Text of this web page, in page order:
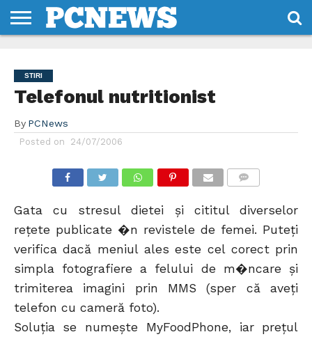
NOI
SI
CONDITII
STIRI
Telefonul nutritionist
By PCNews
Posted on 24/07/2006
Gata cu stresul dietei şi cititul diverselor
reţete publicate �n revistele de femei. Puteţi
verifica dacă meniul ales este cel corect prin
simpla fotografiere a felului de m�ncare şi
trimiterea imagini prin MMS (sper că aveţi
telefon cu cameră foto).
Soluţia se numeşte MyFoodPhone, iar preţul